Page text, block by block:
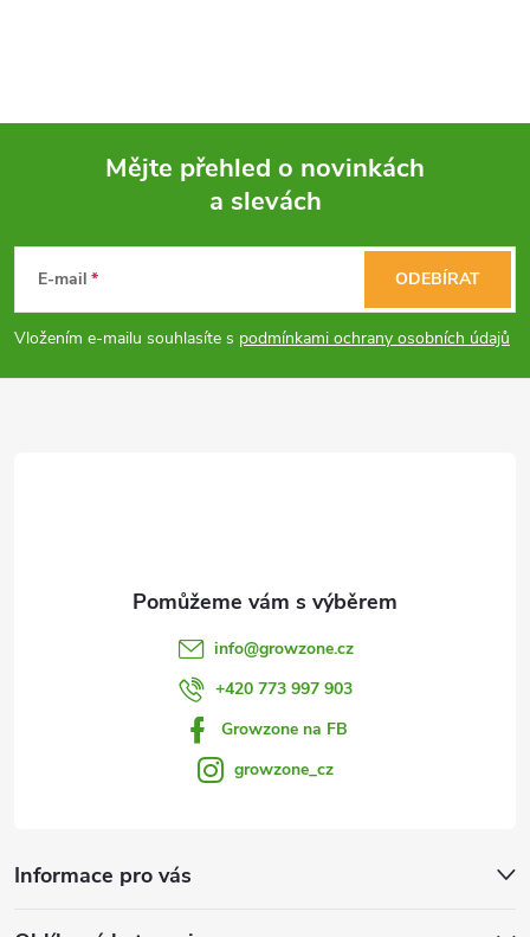
a
p
r
v
p
a
Mějte přehled o novinkách
a slevách
E-mail
Vložením e-mailu souhlasíte s podmínkami ochrany osobních údajů
ODEBÍRAT
info@growzone.cz
+420 773 997 903
Growzone na FB
growzone_cz
Informace pro vás